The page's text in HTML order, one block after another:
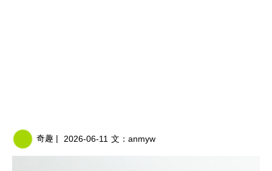
奇趣 | 2026-06-11 文： anmyw